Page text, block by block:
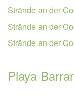
Strände an der
Strände an der
Strände an der
Playa